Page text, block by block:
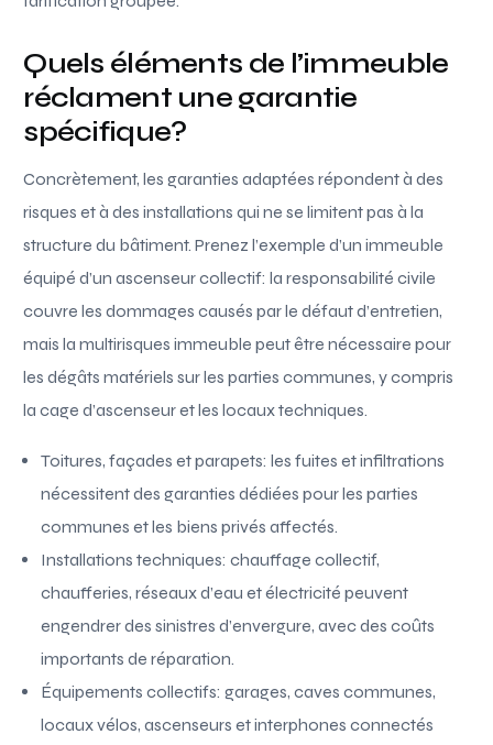
Quels éléments de l’immeuble
réclament une garantie
spécifique?
Concrètement, les garanties adaptées répondent à des
risques et à des installations qui ne se limitent pas à la
structure du bâtiment. Prenez l’exemple d’un immeuble
équipé d’un ascenseur collectif: la responsabilité civile
couvre les dommages causés par le défaut d’entretien,
mais la multirisques immeuble peut être nécessaire pour
les dégâts matériels sur les parties communes, y compris
la cage d’ascenseur et les locaux techniques.
Toitures, façades et parapets: les fuites et infiltrations
nécessitent des garanties dédiées pour les parties
communes et les biens privés affectés.
Installations techniques: chauffage collectif,
chaufferies, réseaux d’eau et électricité peuvent
engendrer des sinistres d’envergure, avec des coûts
importants de réparation.
Équipements collectifs: garages, caves communes,
locaux vélos, ascenseurs et interphones connectés